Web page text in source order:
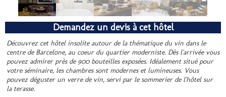
Demandez un devis à cet hôtel
Découvrez cet hôtel insolite autour de la thématique du vin dans le
centre de Barcelone, au coeur du quartier moderniste. Dès l'arrivée vous
pouvez admirer près de 900 bouteilles exposées. Idéalement situé pour
votre séminaire, les chambres sont modernes et lumineuses. Vous
pouvez déguster un verre de vin, servi par le sommerier de l'hôtel sur
la terasse.